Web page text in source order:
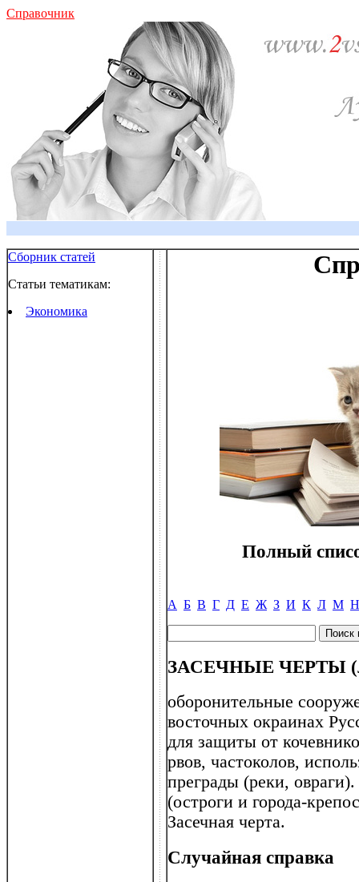
Справочник
Сборник статей
Статьи тематикам:
Экономика
Полный
А Б В Г Д Е Ж З И К Л М Н
ЗАСЕЧНЫЕ ЧЕРТЫ
оборонительные
восточных окраинах
для защиты от
рвов, частоколов,
преграды (реки,
(остроги и города-
Засечная черта.
Случайная справка